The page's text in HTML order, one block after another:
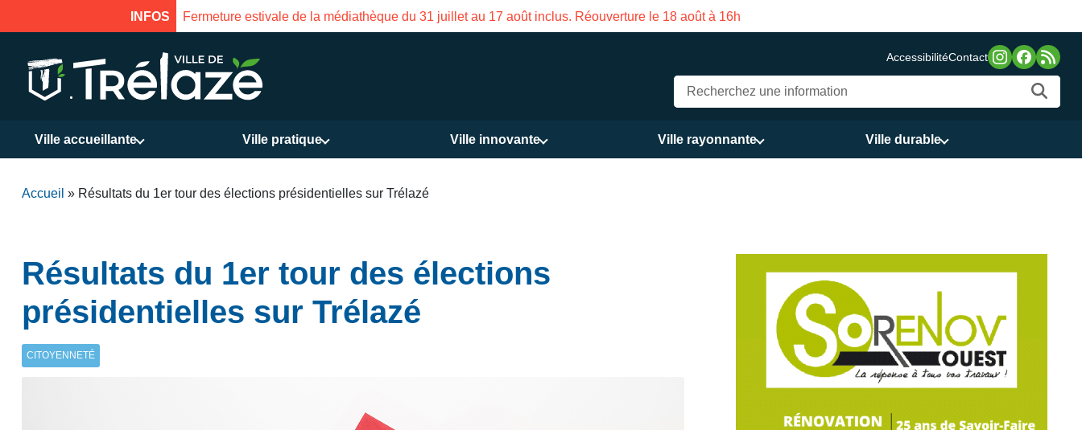
INFOS
Fermeture estivale de la médiathèque du 31 juillet au 17 août inclus. Réouverture le 18 août à 16h
AccessibilitéContact
Ville accueillante Ville pratique Ville innovante Ville rayonnante Ville durable
Accueil » Résultats du 1er tour des élections présidentielles sur Trélazé
Résultats du 1er tour des élections
présidentielles sur Trélazé
CITOYENNETÉ